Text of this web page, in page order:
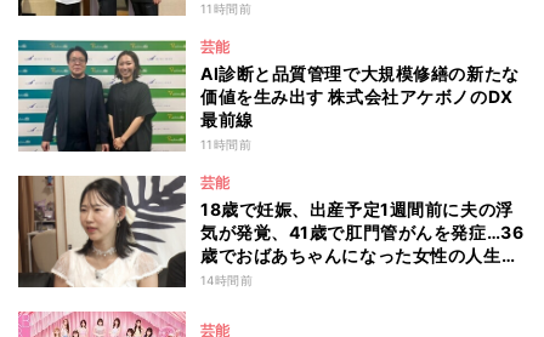
11時間前
芸能
AI診断と品質管理で大規模修繕の新たな
価値を生み出す 株式会社アケボノのDX
最前線
11時間前
芸能
18歳で妊娠、出産予定1週間前に夫の浮
気が発覚、41歳で肛門管がんを発症…36
歳でおばあちゃんになった女性の人生に
島田珠代も思わず涙 『愛のハイエナ
14時間前
芸能